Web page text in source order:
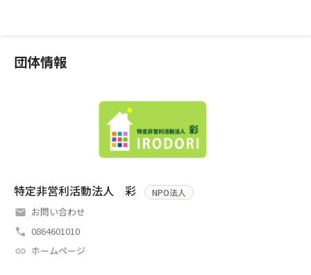
団体情報
特定非営利活動法人 彩 NPO法人
お問い合わせ
0864601010
ホームページ